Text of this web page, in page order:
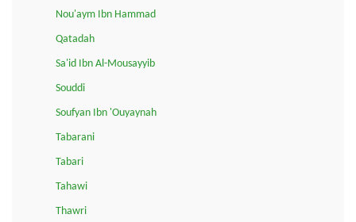
Nou'aym Ibn Hammad
Qatadah
Sa'id Ibn Al-Mousayyib
Souddi
Soufyan Ibn 'Ouyaynah
Tabarani
Tabari
Tahawi
Thawri